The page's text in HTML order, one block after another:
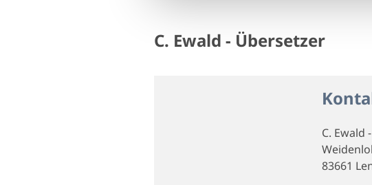
C. Ewald - Übersetzer
C. Ewald
83661